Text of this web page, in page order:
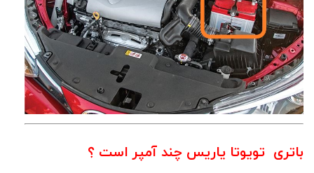
باتری تویوتا یاریس چند آمپر است ؟